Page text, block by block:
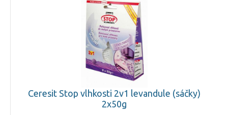
Ceresit Stop vlhkosti 2v1 levandule (sáčky)
2x50g